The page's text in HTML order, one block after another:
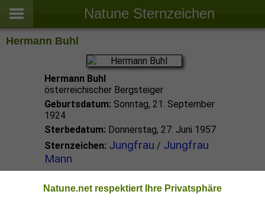
Natune Sternzeichen
Hermann Buhl
Hermann Buhl
österreichischer Bergsteiger
Geburtsdatum: Sonntag, 21. September
1924
Sterbedatum: Donnerstag, 27. Juni 1957
Sternzeichen: Jungfrau / Jungfrau
Mann
Jungfrau Promis
Natune.net respektiert Ihre Privatsphäre